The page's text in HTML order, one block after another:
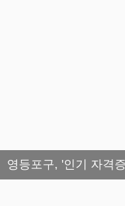
영등포구, '인기 자격